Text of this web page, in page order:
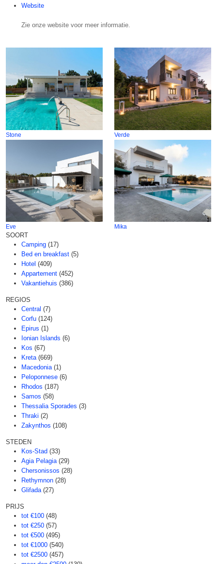
Website
Zie onze website voor meer informatie.
Stone Verde
Eve Mika
SOORT
Camping (17)
Bed en breakfast (5)
Hotel (409)
Appartement (452)
Vakantiehuis (386)
REGIOS
Central (7)
Corfu (124)
Epirus (1)
Ionian Islands (6)
Kos (67)
Kreta (669)
Macedonia (1)
Peloponnese (6)
Rhodos (187)
Samos (58)
Thessalia Sporades (3)
Thraki (2)
Zakynthos (108)
STEDEN
Kos-Stad (33)
Agia Pelagia (29)
Chersonissos (28)
Rethymnon (28)
Glifada (27)
PRIJS
tot €100 (48)
tot €250 (57)
tot €500 (495)
tot €1000 (540)
tot €2500 (457)